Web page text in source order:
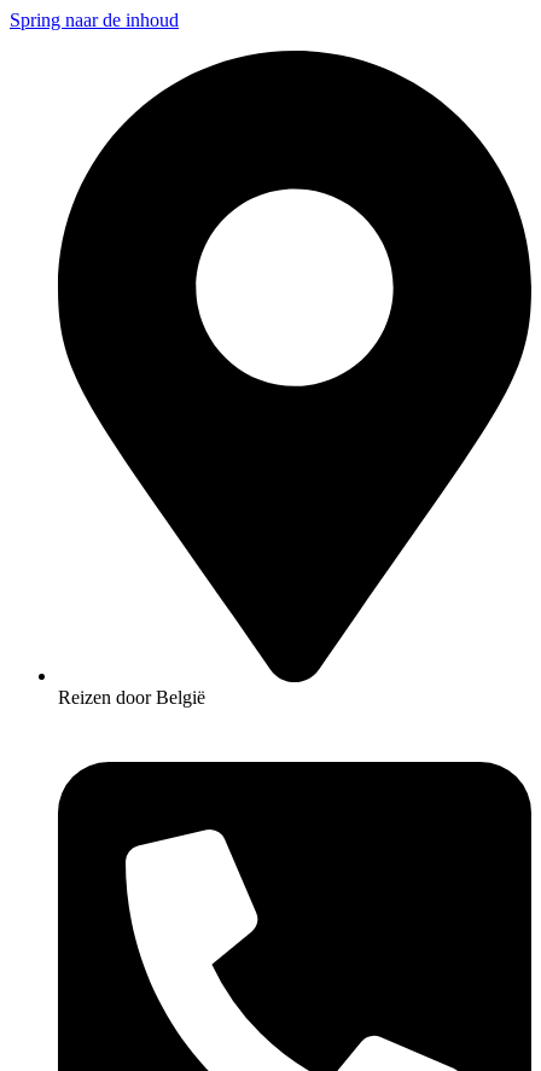
Spring naar de inhoud
Reizen door België